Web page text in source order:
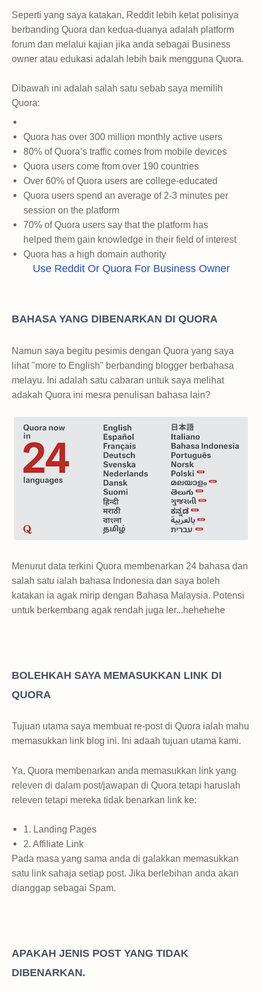
Seperti yang saya katakan, Reddit lebih ketat polisinya
berbanding Quora dan kedua-duanya adalah platform
forum dan melalui kajian jika anda sebagai Business
owner atau edukasi adalah lebih baik mengguna Quora.
Dibawah ini adalah salah satu sebab saya memilih
Quora:
Quora has over 300 million monthly active users
80% of Quora’s traffic comes from mobile devices
Quora users come from over 190 countries
Over 60% of Quora users are college-educated
Quora users spend an average of 2-3 minutes per
session on the platform
70% of Quora users say that the platform has
helped them gain knowledge in their field of interest
Quora has a high domain authority
Use Reddit Or Quora For Business Owner
BAHASA YANG DIBENARKAN DI QUORA
Namun saya begitu pesimis dengan Quora yang saya
lihat "more to English" berbanding blogger berbahasa
melayu. Ini adalah satu cabaran untuk saya melihat
adakah Quora ini mesra penulisan bahasa lain?
Menurut data terkini Quora membenarkan 24 bahasa dan
salah satu ialah bahasa Indonesia dan saya boleh
katakan ia agak mirip dengan Bahasa Malaysia. Potensi
untuk berkembang agak rendah juga ler...hehehehe
BOLEHKAH SAYA MEMASUKKAN LINK DI
QUORA
Tujuan utama saya membuat re-post di Quora ialah mahu
memasukkan link blog ini. Ini adaah tujuan utama kami.
Ya, Quora membenarkan anda memasukkan link yang
releven di dalam post/jawapan di Quora tetapi haruslah
releven tetapi mereka tidak benarkan link ke:
1. Landing Pages
2. Affiliate Link
Pada masa yang sama anda di galakkan memasukkan
satu link sahaja setiap post. Jika berlebihan anda akan
dianggap sebagai Spam.
APAKAH JENIS POST YANG TIDAK
DIBENARKAN.